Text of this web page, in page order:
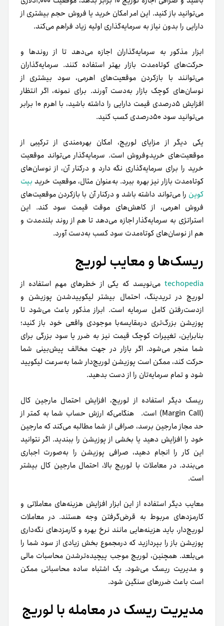
می‌توانید باز کنید. این امر امکان خرید یا فروش حجم بیشتری از
دارایی را بدون نیاز به سرمایه‌گذاری اولیه زیاد فراهم می‌کند.
ابزار مذکور به سرمایه‌گذاران اجازه می‌دهد تا از روندها و
حرکت‌های کوتاه‌مدت بازار بهتر استفاده کنند. سرمایه‌گذاران
می‌توانند با بازکردن موقعیت‌های اهرمی، سود بیشتری از
نوسان‌های کوچک بازار به‌دست آورند. برای نمونه، اگر انتظار
افزایش ‌۵درصدی قیمت دارایی را داشته باشید، با اهرم ۱۰ برابر
می‌توانید سود ۵۰درصدی کسب کنید.
یکی دیگر از مزایای لوریج، امکان بهره‌مندی از ترکیبی از
موقعیت‌های خریدوفروش است. سرمایه‌گذار می‌تواند موقعیت
خرید را برای سرمایه‌گذاری نگه دارد و درکنار آن، از نوسان‌های
کوتاه‌مدت بازار نیز بهره ببرد. به‌عنوان‌ مثال، موقعیت خرید بیت
کوین را می‌تواند داشته باشد و در‌کنار آن با باز‌کردن موقعیت‌های
فروش اهرمی، از کاهش‌های موقت قیمت سود کند. این
استراتژی به سرمایه‌گذار اجازه می‌دهد تا هم از روند بلندمدت و
هم از نوسان‌های کوتاه‌مدت سود کسب به‌دست آورد.
ریسک‌ها و معایب لوریج
techopedia می‌نویسد که یکی از خطرهای مهم استفاده از
لوریج در تریدینگ، احتمال بیشتر لیکویید‌شدن پوزیشن و
از‌دست‌رفتن کامل سرمایه است. ابراز مذکور باعث می‌شود تا
پوزیشن بزرگ‌تری درمقایسه‌با موجودی واقعی خود باز کنید؛
بنابراین، تغییرات کوچک قیمت نیز به ضرر یا سود بزرگی برای
شما منجر می‌شود. اگر بازار در جهت مخالف پیش‌بینی شما
حرکت کند، ممکن است پوزیشن لوریج‌دار شما به‌سرعت لیکویید
شود و تمام سرمایه‌تان را از دست بدهید.
ریسک دیگر استفاده از لوریج، افزایش احتمال مارجین کال
(Margin Call) است. هنگامی‌که ارزش حساب شما به کمتر از
حد مجاز مارجین برسد، صرافی از شما مطالبه می‌کند که مارجین
خود را افزایش دهید یا بخشی از پوزیشن را ببندید. اگر نتوانید
این کار را انجام دهید، صرافی پوزیشن را به‌صورت اجباری
می‌بندد. در معاملات با لوریج بالا، احتمال مارجین کال بیشتر
است.
معایب دیگر استفاده از این ابزار افزایش هزینه‌های معاملاتی و
کارمزدهای مربوط به قرض‌گرفتن وجه هستند. در معاملات
لوریج‌دار، باید هزینه‌هایی مانند نرخ بهره و کارمزدهای نگه‌داری
پوزیشن باز را بپردازید که درمجموع بخش زیادی از سود شما را
می‌بلعد. همچنین، لوریج موجب پیچیده‌ترشدن محاسبات مالی
و مدیریت ریسک می‌شود. یک اشتباه ساده محاسباتی ممکن
است باعث ضررهای سنگین شود.
مدیریت ریسک در معامله با لوریج